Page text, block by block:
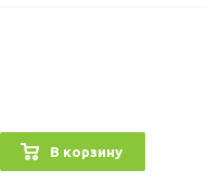
В корзину